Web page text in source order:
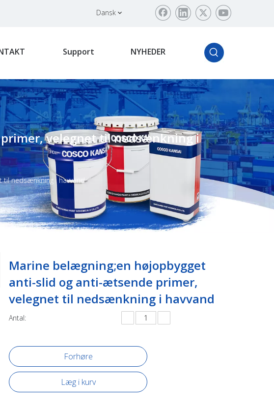
Dansk
Support NYHEDER
velegnet til nedsænkning i
til nedsænkning i havvand
Marine belægning;en højopbygget
anti-slid og anti-ætsende primer,
velegnet til nedsænkning i havvand
Antal:
Forhøre
Læg i kurv